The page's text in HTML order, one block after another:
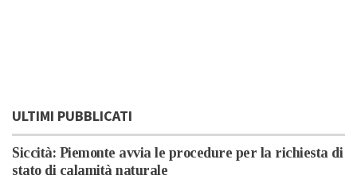
ULTIMI PUBBLICATI
Siccità: Piemonte avvia le procedure per la richiesta di
stato di calamità naturale